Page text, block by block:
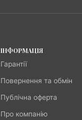
ІНФОРМАЦІЯ
Гарантії
Повернення та обмін
Публічна оферта
Про компанію